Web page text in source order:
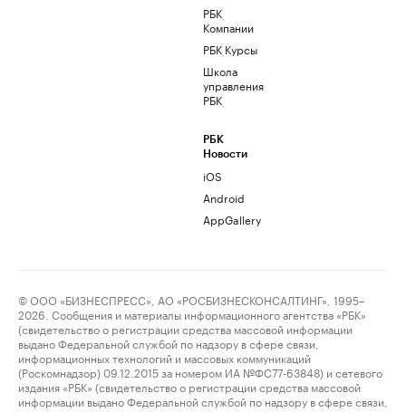
РБК
Компании
РБК Курсы
Школа
управления
РБК
РБК
Новости
iOS
Android
AppGallery
© ООО «БИЗНЕСПРЕСС», АО «РОСБИЗНЕСКОНСАЛТИНГ», 1995–
2026. Сообщения и материалы информационного агентства «РБК»
(свидетельство о регистрации средства массовой информации
выдано Федеральной службой по надзору в сфере связи,
информационных технологий и массовых коммуникаций
(Роскомнадзор) 09.12.2015 за номером ИА №ФС77-63848) и сетевого
издания «РБК» (свидетельство о регистрации средства массовой
информации выдано Федеральной службой по надзору в сфере связи,